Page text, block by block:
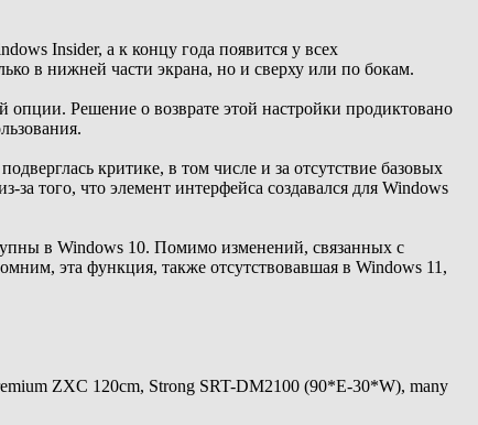
Insider, а к концу года появится у всех
в нижней части экрана, но и сверху или по бокам.
опции. Решение о возврате этой настройки продиктовано
критике, в том числе и за отсутствие базовых
того, что элемент интерфейса создавался для Windows
в Windows 10. Помимо изменений, связанных с
эта функция, также отсутствовавшая в Windows 11,
ZXC 120cm, Strong SRT-DM2100 (90*E-30*W), many